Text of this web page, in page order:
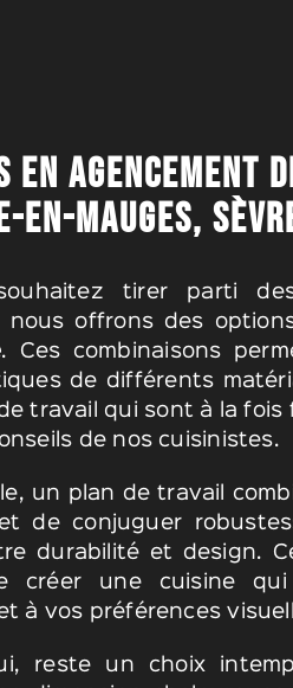
EN AGENCEMENT
EN-MAUGES,
tirer parti
nous offrons des
. Ces combinaisons
de différents
travail qui sont à la
de nos cuisinistes.
un plan de travail
de conjuguer
durabilité et design.
créer une cuisine
à vos préférences
reste un choix